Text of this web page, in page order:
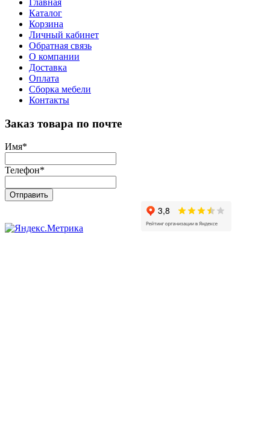
Каталог
Корзина
Личный кабинет
Обратная связь
О компании
Доставка
Оплата
Сборка мебели
Контакты
Заказ товара по почте
Имя*
Телефон*
Отправить